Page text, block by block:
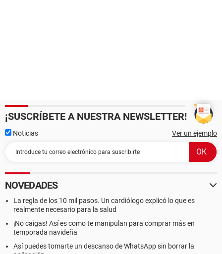
¡SUSCRÍBETE A NUESTRA NEWSLETTER!
Noticias Ver un ejemplo
NOVEDADES
La regla de los 10 mil pasos. Un cardiólogo explicó lo que es
realmente necesario para la salud
¡No caigas! Así es como te manipulan para comprar más en
temporada navideña
Así puedes tomarte un descanso de WhatsApp sin borrar la